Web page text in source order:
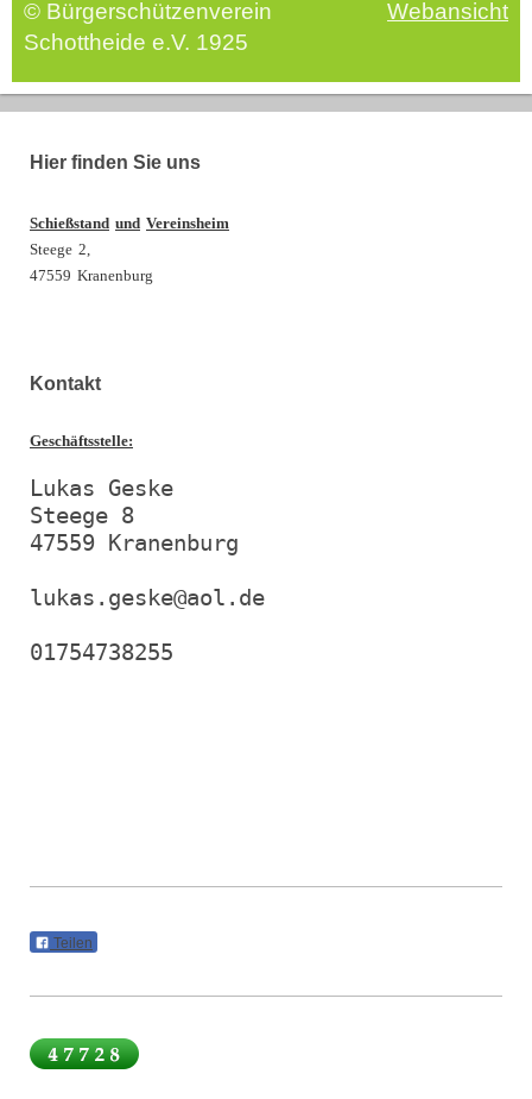
© Bürgerschützenverein
Schottheide e.V. 1925
Webansicht
Hier finden Sie uns
Schießstand und Vereinsheim
Steege 2,
47559 Kranenburg
Kontakt
Geschäftsstelle:
Lukas Geske
Steege 8
47559 Kranenburg
lukas.geske@aol.de
Teilen